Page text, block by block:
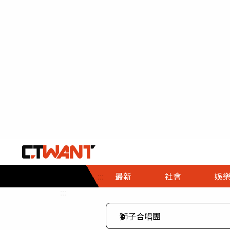
::: 最新 社會
社會首頁
時事
娛樂
娛樂首頁
即時
專題
財經首頁
熱線
３Ｃ
政